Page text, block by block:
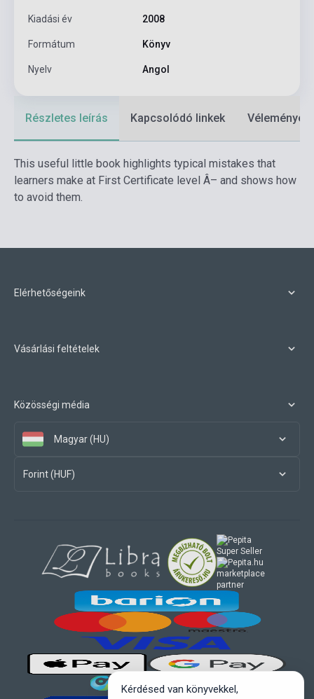
Kiadási év 2008
Formátum Könyv
Nyelv Angol
Részletes leírás Kapcsolódó linkek Vélemények
This useful little book highlights typical mistakes that
learners make at First Certificate level Â– and shows how
to avoid them.
Elérhetőségeink
Vásárlási feltételek
Közösségi média
Magyar (HU)
Forint (HUF)
marketplace
partner
Kérdésed van könyvekkel,